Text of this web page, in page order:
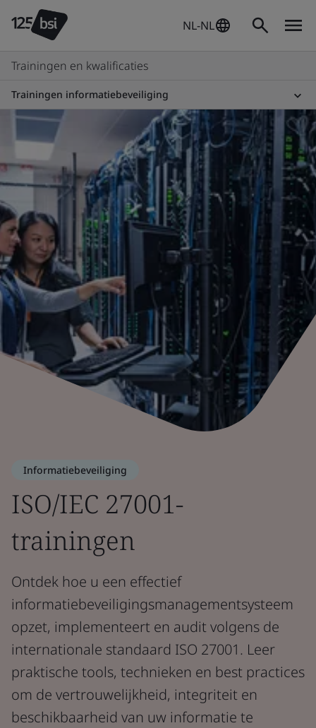
NL-NL
Trainingen en kwalificaties
Trainingen informatiebeveiliging
Informatiebeveiliging
ISO/IEC 27001-
trainingen
Ontdek hoe u een effectief
informatiebeveiligingsmanagementsysteem
opzet, implementeert en audit volgens de
internationale standaard ISO 27001. Leer
praktische tools, technieken en best practices
om de vertrouwelijkheid, integriteit en
beschikbaarheid van uw informatie te